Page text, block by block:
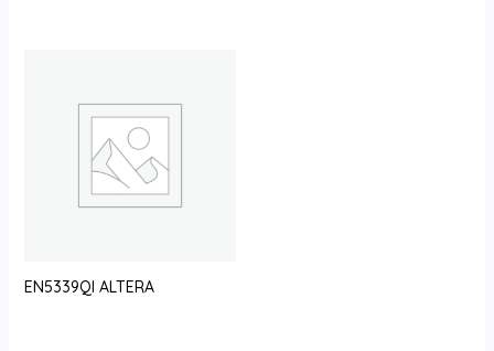
EN5339QI ALTERA